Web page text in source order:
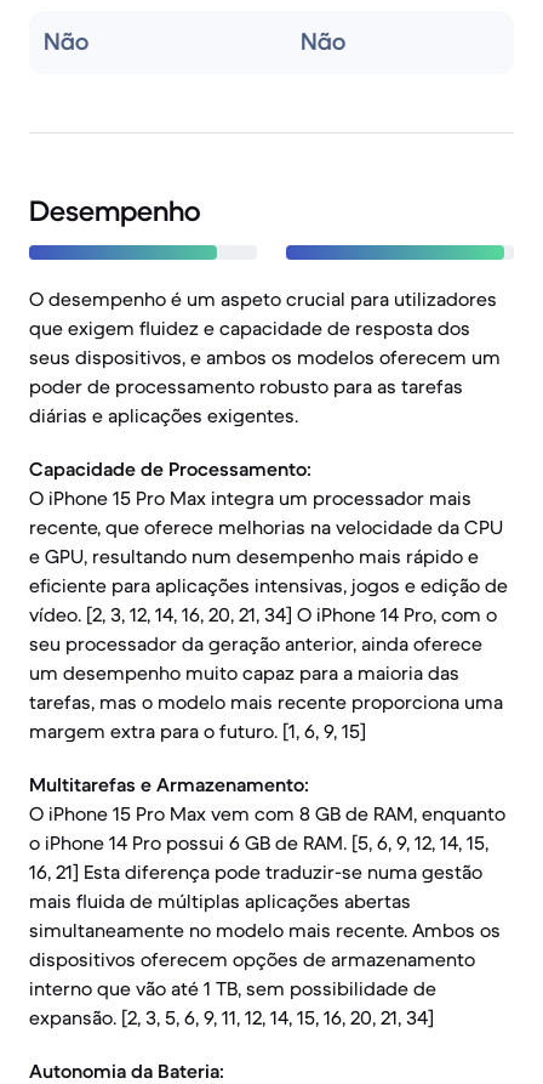
Não Não
Desempenho
O desempenho é um aspeto crucial para utilizadores
que exigem fluidez e capacidade de resposta dos
seus dispositivos, e ambos os modelos oferecem um
poder de processamento robusto para as tarefas
diárias e aplicações exigentes.
Capacidade de Processamento:
O iPhone 15 Pro Max integra um processador mais
recente, que oferece melhorias na velocidade da CPU
e GPU, resultando num desempenho mais rápido e
eficiente para aplicações intensivas, jogos e edição de
vídeo. [2, 3, 12, 14, 16, 20, 21, 34] O iPhone 14 Pro, com o
seu processador da geração anterior, ainda oferece
um desempenho muito capaz para a maioria das
tarefas, mas o modelo mais recente proporciona uma
margem extra para o futuro. [1, 6, 9, 15]
Multitarefas e Armazenamento:
O iPhone 15 Pro Max vem com 8 GB de RAM, enquanto
o iPhone 14 Pro possui 6 GB de RAM. [5, 6, 9, 12, 14, 15,
16, 21] Esta diferença pode traduzir-se numa gestão
mais fluida de múltiplas aplicações abertas
simultaneamente no modelo mais recente. Ambos os
dispositivos oferecem opções de armazenamento
interno que vão até 1 TB, sem possibilidade de
expansão. [2, 3, 5, 6, 9, 11, 12, 14, 15, 16, 20, 21, 34]
Autonomia da Bateria: